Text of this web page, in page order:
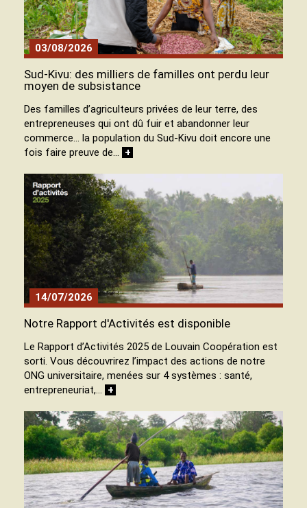
03/08/2026
Sud-Kivu: des milliers de familles ont perdu leur
moyen de subsistance
Des familles d’agriculteurs privées de leur terre, des
entrepreneuses qui ont dû fuir et abandonner leur
commerce… la population du Sud-Kivu doit encore une
fois faire preuve de… +
14/07/2026
Notre Rapport d'Activités est disponible
Le Rapport d’Activités 2025 de Louvain Coopération est
sorti. Vous découvrirez l’impact des actions de notre
ONG universitaire, menées sur 4 systèmes : santé,
entrepreneuriat,… +